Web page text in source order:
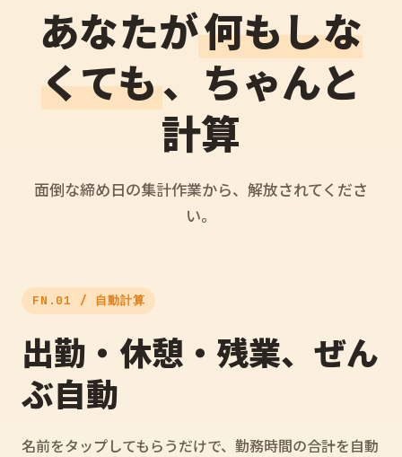
あなたが何もしな
くても、ちゃんと
計算
面倒な締め日の集計作業から、解放されてくださ
い。
FN.01 / 自動計算
出勤・休憩・残業、ぜん
ぶ自動
名前をタップしてもらうだけで、勤務時間の合計を自動